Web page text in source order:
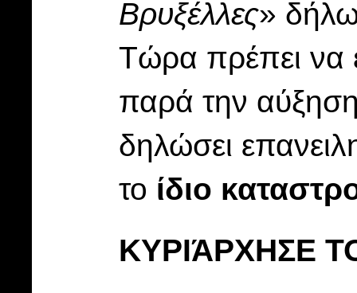
Βρυξέλλες»
Τώρα πρέπει να
παρά την
δηλώσει
το ίδιο
ΚΥΡΙΆΡΧΗΣΕ